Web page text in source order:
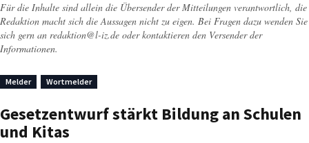
Für die Inhalte sind allein die Übersender der Mitteilungen verantwortlich, die
Redaktion macht sich die Aussagen nicht zu eigen. Bei Fragen dazu wenden Sie
sich gern an redaktion@l-iz.de oder kontaktieren den Versender der
Informationen.
Melder Wortmelder
Gesetzentwurf stärkt Bildung an Schulen
und Kitas